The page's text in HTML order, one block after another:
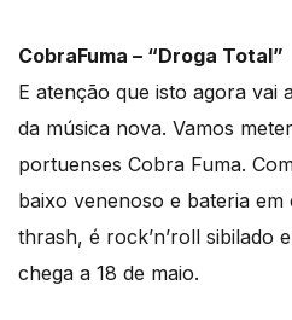
CobraFuma – “Droga Total”
E atenção que isto agora vai
da música nova. Vamos
portuenses Cobra Fuma.
baixo venenoso e bateria
thrash, é rock’n’roll sibilado
chega a 18 de maio.